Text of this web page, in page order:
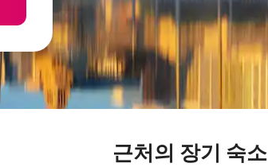
근처의 장기 숙소